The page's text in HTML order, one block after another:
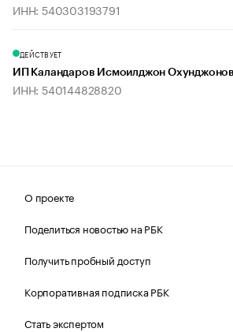
ИНН: 540303193791
ДЕЙСТВУЕТ
ИП Каландаров Исмоилджон
ИНН: 540144828820
О проекте
Поделиться новостью на РБК
Получить пробный доступ
Корпоративная подписка РБК
Стать экспертом